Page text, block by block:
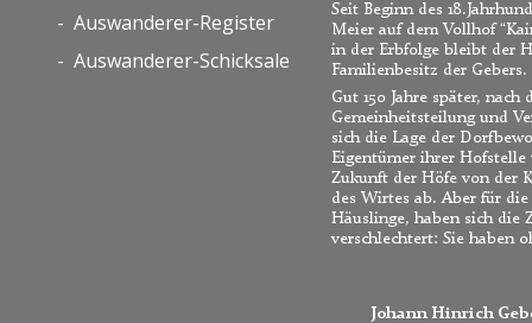
Johann Hinrich
Seit Beginn des
Meier auf dem Vollhof
in der Erbfolge bleibt der
Familienbesitz der Gebers.
Gut 150 Jahre später,
Gemeinheitsteilung und
sich die Lage der
Eigentümer ihrer
Zukunft der Höfe von der
des Wirtes ab. Aber für
Häuslinge, haben sich die
verschlechtert: Sie haben
- Auswanderer-Register
- Auswanderer-Schicksale